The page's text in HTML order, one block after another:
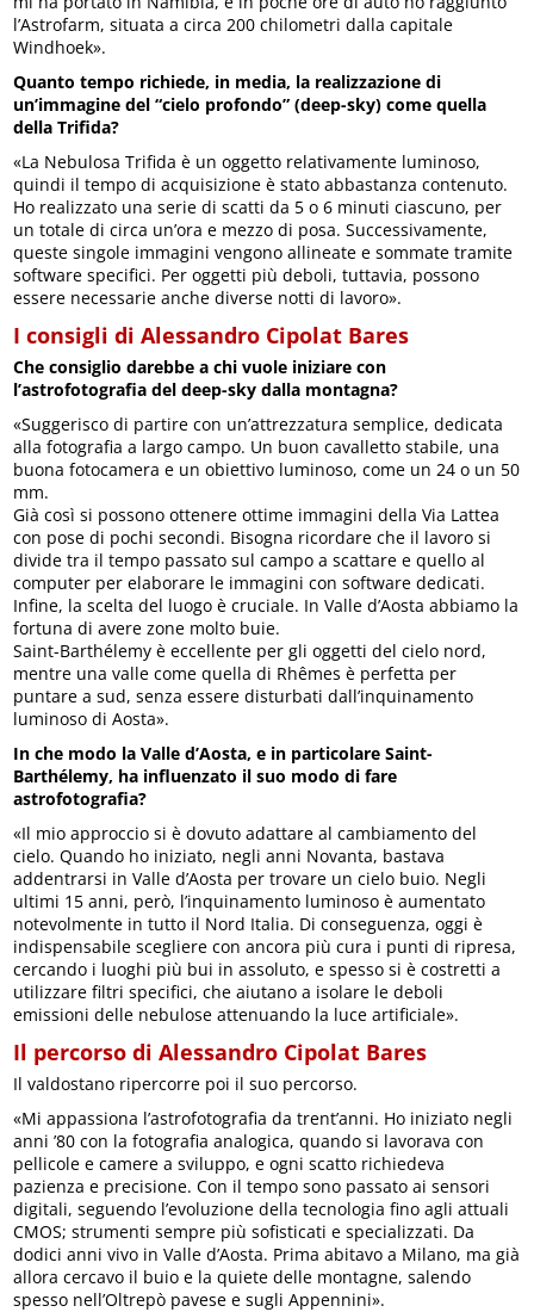
l’Astrofarm, situata a circa 200 chilometri dalla capitale
Windhoek».
Quanto tempo richiede, in media, la realizzazione di
un’immagine del “cielo profondo” (deep-sky) come quella
della Trifida?
«La Nebulosa Trifida è un oggetto relativamente luminoso,
quindi il tempo di acquisizione è stato abbastanza contenuto.
Ho realizzato una serie di scatti da 5 o 6 minuti ciascuno, per
un totale di circa un’ora e mezzo di posa. Successivamente,
queste singole immagini vengono allineate e sommate tramite
software specifici. Per oggetti più deboli, tuttavia, possono
essere necessarie anche diverse notti di lavoro».
I consigli di Alessandro Cipolat Bares
Che consiglio darebbe a chi vuole iniziare con
l’astrofotografia del deep-sky dalla montagna?
«Suggerisco di partire con un’attrezzatura semplice, dedicata
alla fotografia a largo campo. Un buon cavalletto stabile, una
buona fotocamera e un obiettivo luminoso, come un 24 o un 50
mm.
Già così si possono ottenere ottime immagini della Via Lattea
con pose di pochi secondi. Bisogna ricordare che il lavoro si
divide tra il tempo passato sul campo a scattare e quello al
computer per elaborare le immagini con software dedicati.
Infine, la scelta del luogo è cruciale. In Valle d’Aosta abbiamo la
fortuna di avere zone molto buie.
Saint-Barthélemy è eccellente per gli oggetti del cielo nord,
mentre una valle come quella di Rhêmes è perfetta per
puntare a sud, senza essere disturbati dall’inquinamento
luminoso di Aosta».
In che modo la Valle d’Aosta, e in particolare Saint-
Barthélemy, ha influenzato il suo modo di fare
astrofotografia?
«Il mio approccio si è dovuto adattare al cambiamento del
cielo. Quando ho iniziato, negli anni Novanta, bastava
addentrarsi in Valle d’Aosta per trovare un cielo buio. Negli
ultimi 15 anni, però, l’inquinamento luminoso è aumentato
notevolmente in tutto il Nord Italia. Di conseguenza, oggi è
indispensabile scegliere con ancora più cura i punti di ripresa,
cercando i luoghi più bui in assoluto, e spesso si è costretti a
utilizzare filtri specifici, che aiutano a isolare le deboli
emissioni delle nebulose attenuando la luce artificiale».
Il percorso di Alessandro Cipolat Bares
Il valdostano ripercorre poi il suo percorso.
«Mi appassiona l’astrofotografia da trent’anni. Ho iniziato negli
anni ’80 con la fotografia analogica, quando si lavorava con
pellicole e camere a sviluppo, e ogni scatto richiedeva
pazienza e precisione. Con il tempo sono passato ai sensori
digitali, seguendo l’evoluzione della tecnologia fino agli attuali
CMOS; strumenti sempre più sofisticati e specializzati. Da
dodici anni vivo in Valle d’Aosta. Prima abitavo a Milano, ma già
allora cercavo il buio e la quiete delle montagne, salendo
spesso nell’Oltrepò pavese e sugli Appennini».